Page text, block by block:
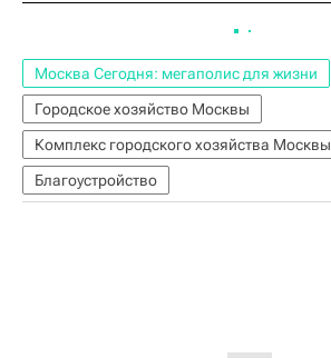
Москва Сегодня: мегаполис для жизни
Городское хозяйство Москвы
Комплекс городского хозяйства Москвы
Благоустройство